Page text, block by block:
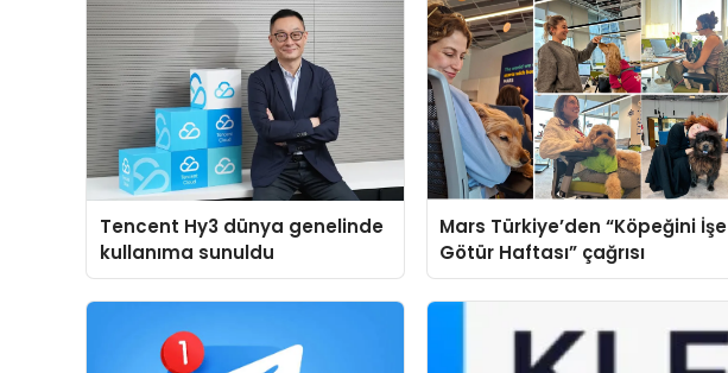
Tencent Hy3 dünya genelinde
kullanıma sunuldu
Mars Türkiye’den “Köpeğini İşe
Götür Haftası” çağrısı